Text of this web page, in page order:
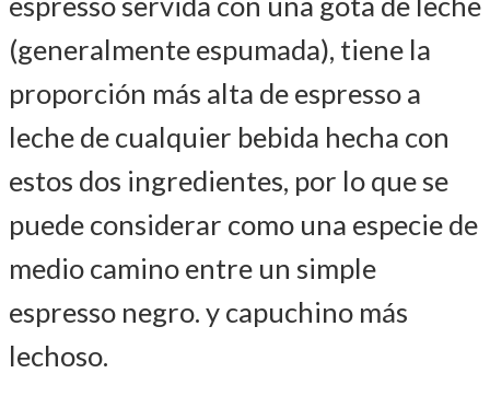
(generalmente espumada), tiene la
proporción más alta de espresso a
leche de cualquier bebida hecha con
estos dos ingredientes, por lo que se
puede considerar como una especie de
medio camino entre un simple
espresso negro. y capuchino más
lechoso.